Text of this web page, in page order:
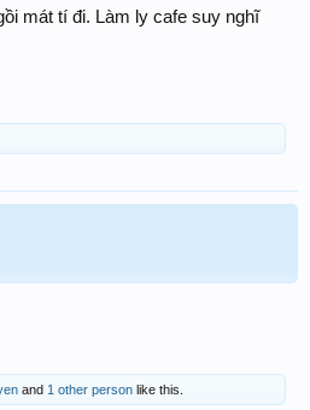
mát tí đi. Làm ly cafe suy nghĩ
and 1 other person like this.